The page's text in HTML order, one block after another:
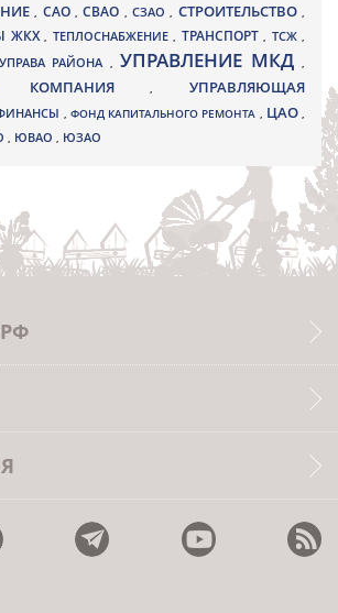
, САО,СВАО ,СЗАО, СТРОИТЕЛЬСТВО,
ЖКХ , ТЕПЛОСНАБЖЕНИЕ , ТРАНСПОРТ , ТСЖ ,
УПРАВА РАЙОНА , УПРАВЛЕНИЕ МКД ,
КОМПАНИЯ,УПРАВЛЯЮЩАЯ
, ФОНД КАПИТАЛЬНОГО РЕМОНТА , ЦАО,
, ЮВАО , ЮЗАО